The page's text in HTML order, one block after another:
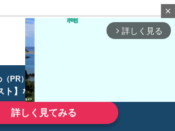
PR） ／
ト】ならどんなクルマも高価買取
詳しく見てみる
close
arrow_forward_ios 詳しく見る